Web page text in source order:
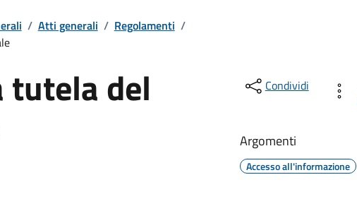
/ Atti generali / Regolamenti /
tutela del Condividi
Argomenti
Accesso all'informazione